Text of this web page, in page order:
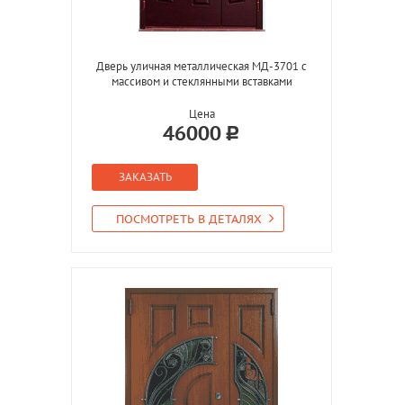
Дверь уличная металлическая МД-3701 с
массивом и стеклянными вставками
Цена
46000
ЗАКАЗАТЬ
ПОСМОТРЕТЬ В ДЕТАЛЯХ